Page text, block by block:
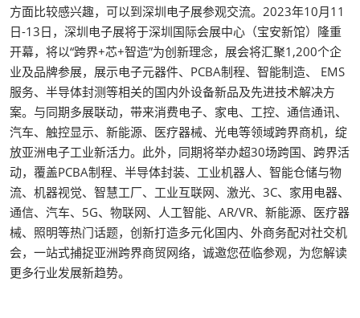
方面比较感兴趣，可以到深圳电子展参观交流。2023年10月11
日-13日，深圳电子展将于深圳国际会展中心（宝安新馆）隆重
开幕，将以“跨界+芯+智造”为创新理念，展会将汇聚1,200个企
业及品牌参展，展示电子元器件、PCBA制程、智能制造、 EMS
服务、半导体封测等相关的国内外设备新品及先进技术解决方
案。与同期多展联动，带来消费电子、家电、工控、通信通讯、
汽车、触控显示、新能源、医疗器械、光电等领域跨界商机，绽
放亚洲电子工业新活力。此外，同期将举办超30场跨国、跨界活
动，覆盖PCBA制程、半导体封装、工业机器人、智能仓储与物
流、机器视觉、智慧工厂、工业互联网、激光、3C、家用电器、
通信、汽车、5G、物联网、人工智能、AR/VR、新能源、医疗器
械、照明等热门话题，创新打造多元化国内、外商务配对社交机
会，一站式捕捉亚洲跨界商贸网络，诚邀您莅临参观，为您解读
更多行业发展新趋势。